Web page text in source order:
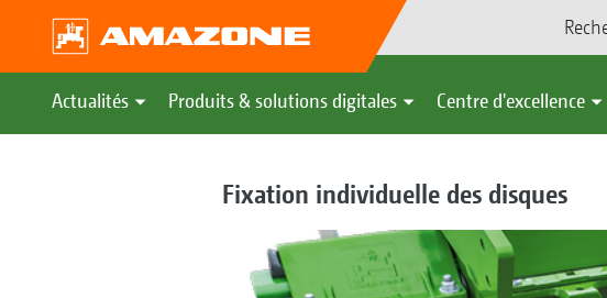
Actualités Produits & solutions digitales Centre d'excellence
Fixation individuelle des disques